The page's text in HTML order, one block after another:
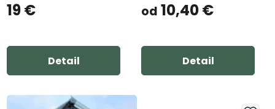
19 €
Detail
od 10,40 €
Detail